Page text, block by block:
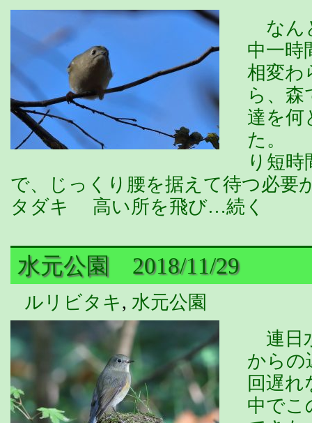
なん
中一
相変わ
ら、森
達を何
た。
り短
で、じっくり腰を据えて待つ必要
タダキ 高い所を飛び…続く
水元公園 2018/11/29
ルリビタキ, 水元公園
連日
から
回遅
中でこ